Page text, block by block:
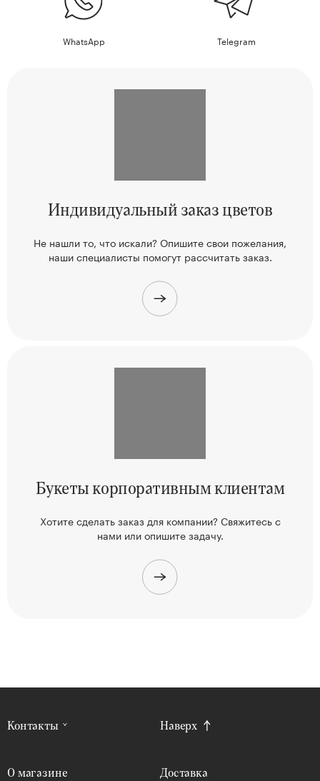
WhatsApp Telegram
Индивидуальныйзаказ цветов
Не нашли то, что искали? Опишите свои пожелания,
нашиспециалисты помогут рассчитать заказ.
Букеты корпоративным клиентам
Хотите сделать заказ для компании? Свяжитесьс
нами или опишите задачу.
Контакты
О магазине
Доставка
Наверх